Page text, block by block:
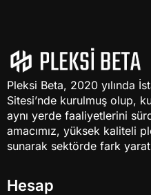
Pleksi Beta, 2020 yılında
Sitesi’nde kurulmuş olup,
aynı yerde faaliyetlerini
amacımız, yüksek kaliteli
sunarak sektörde fark
Hesap